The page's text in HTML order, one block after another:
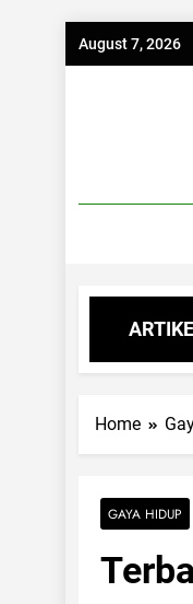
Skip
August 7, 2026
2
Home
GAYA HIDUP